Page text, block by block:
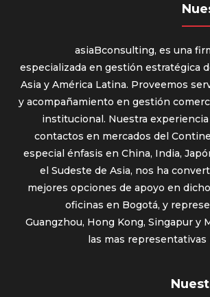
asiaBconsulting, es una
especializada en gestión estratégica
Asia y América Latina. Proveemos
y acompañamiento en gestión
institucional. Nuestra
contactos en mercados del
especial énfasis en China, India,
el Sudeste de Asia, nos ha
mejores opciones de apoyo en
oficinas en Bogotá, y
Guangzhou, Hong Kong, Singapur y
las mas representativas